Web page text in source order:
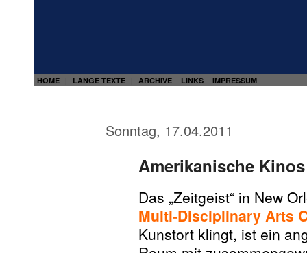
HOME | LANGE TEXTE | ARCHIVE LINKS IMPRESSUM
Sonntag, 17.04.2011
Amerikanische
Das „Zeitgeist“ in New
Multi-Disciplinary Arts
Kunstort klingt, ist ein